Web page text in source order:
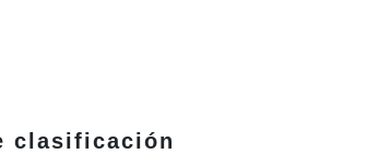
clasificación